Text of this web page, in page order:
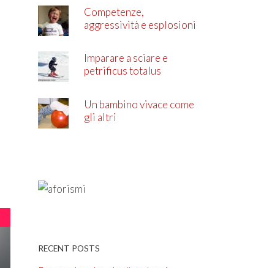
Competenze,
aggressività e esplosioni
Imparare a sciare e
petrificus totalus
Un bambino vivace come
gli altri
RECENT POSTS